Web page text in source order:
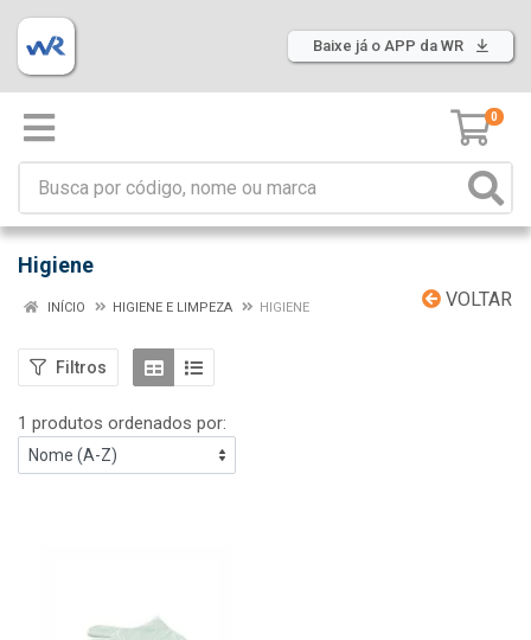
Baixe já o APP da WR
0
Higiene
VOLTAR
INÍCIO HIGIENE E LIMPEZA HIGIENE
Filtros
1 produtos ordenados por: